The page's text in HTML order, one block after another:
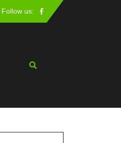
Follow us:
Facebook